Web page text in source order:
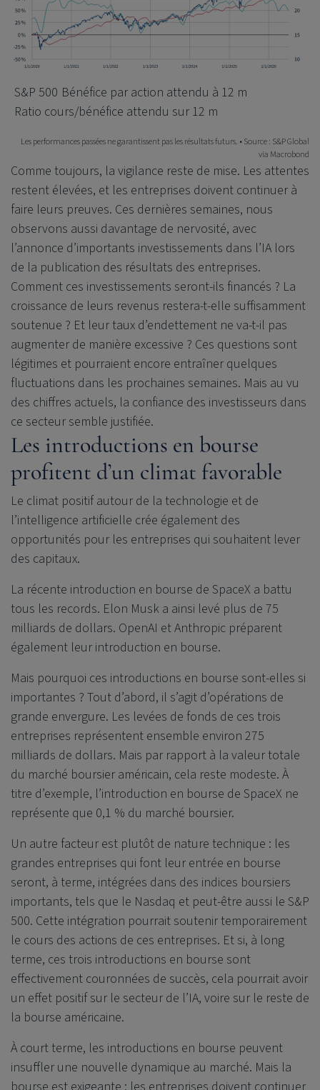
S&P 500 Bénéfice par action attendu à 12 m
Ratio cours/bénéfice attendu sur 12 m
Les performances passées ne garantissent pas les résultats futurs. • Source : S&P Global
via Macrobond
Comme toujours, la vigilance reste de mise. Les attentes
restent élevées, et les entreprises doivent continuer à
faire leurs preuves. Ces dernières semaines, nous
observons aussi davantage de nervosité, avec
l’annonce d’importants investissements dans l’IA lors
de la publication des résultats des entreprises.
Comment ces investissements seront-ils financés ? La
croissance de leurs revenus restera-t-elle suffisamment
soutenue ? Et leur taux d’endettement ne va-t-il pas
augmenter de manière excessive ? Ces questions sont
légitimes et pourraient encore entraîner quelques
fluctuations dans les prochaines semaines. Mais au vu
des chiffres actuels, la confiance des investisseurs dans
ce secteur semble justifiée.
Les introductions en bourse
profitent d’un climat favorable
Le climat positif autour de la technologie et de
l’intelligence artificielle crée également des
opportunités pour les entreprises qui souhaitent lever
des capitaux.
La récente introduction en bourse de SpaceX a battu
tous les records. Elon Musk a ainsi levé plus de 75
milliards de dollars. OpenAI et Anthropic préparent
également leur introduction en bourse.
Mais pourquoi ces introductions en bourse sont-elles si
importantes ? Tout d’abord, il s’agit d’opérations de
grande envergure. Les levées de fonds de ces trois
entreprises représentent ensemble environ 275
milliards de dollars. Mais par rapport à la valeur totale
du marché boursier américain, cela reste modeste. À
titre d’exemple, l’introduction en bourse de SpaceX ne
représente que 0,1 % du marché boursier.
Un autre facteur est plutôt de nature technique : les
grandes entreprises qui font leur entrée en bourse
seront, à terme, intégrées dans des indices boursiers
importants, tels que le Nasdaq et peut-être aussi le S&P
500. Cette intégration pourrait soutenir temporairement
le cours des actions de ces entreprises. Et si, à long
terme, ces trois introductions en bourse sont
effectivement couronnées de succès, cela pourrait avoir
un effet positif sur le secteur de l’IA, voire sur le reste de
la bourse américaine.
À court terme, les introductions en bourse peuvent
insuffler une nouvelle dynamique au marché. Mais la